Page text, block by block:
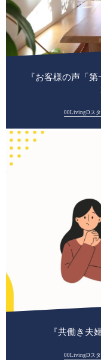
『お客様の声「
00LivingDス
『共働き夫
00LivingDス